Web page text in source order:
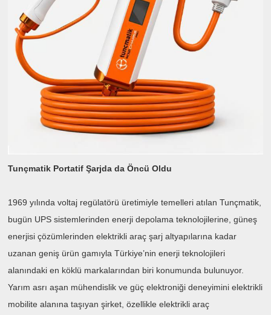
Tunçmatik Portatif Şarjda da Öncü Oldu
1969 yılında voltaj regülatörü üretimiyle temelleri atılan Tunçmatik,
bugün UPS sistemlerinden enerji depolama teknolojilerine, güneş
enerjisi çözümlerinden elektrikli araç şarj altyapılarına kadar
uzanan geniş ürün gamıyla Türkiye’nin enerji teknolojileri
alanındaki en köklü markalarından biri konumunda bulunuyor.
Yarım asrı aşan mühendislik ve güç elektroniği deneyimini elektrikli
mobilite alanına taşıyan şirket, özellikle elektrikli araç